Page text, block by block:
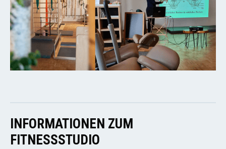
INFORMATIONEN ZUM
FITNESSSTUDIO